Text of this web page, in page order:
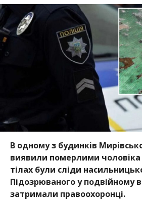
В одному з будинків
виявили померлими чоловіка
тілах були сліди
Підозрюваного у подвійному
затримали правоохоронці.